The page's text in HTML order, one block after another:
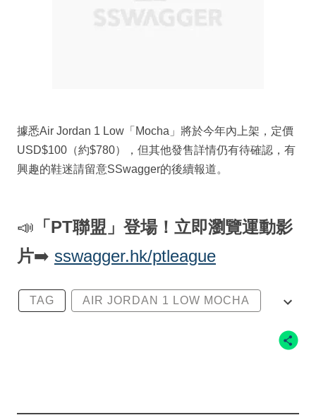
據悉Air Jordan 1 Low「Mocha」將於今年內上架，定價
USD$100（約$780），但其他發售詳情仍有待確認，有
興趣的鞋迷請留意SSwagger的後續報道。
📣 「PT聯盟」登場！立即瀏覽運動影
片➡️ sswagger.hk/ptleague
TAG AIR JORDAN 1 LOW MOCHA